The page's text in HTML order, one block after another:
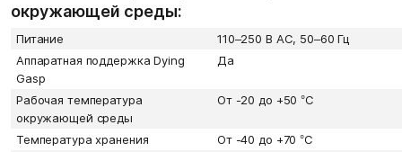
окружающей среды:
Питание
110–250 В AC, 50–60 Гц
Аппаратная поддержка Dying
Gasp
Да
Рабочая температура
окружающей среды
От -20 до +50 °С
Температура хранения
От -40 до +70 °С